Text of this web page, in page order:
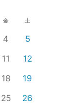
金 土
4
5
11
12
18
19
25
26